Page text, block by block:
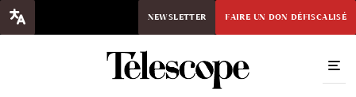
NEWSLETTER FAIRE UN DON DÉFISCALISÉ